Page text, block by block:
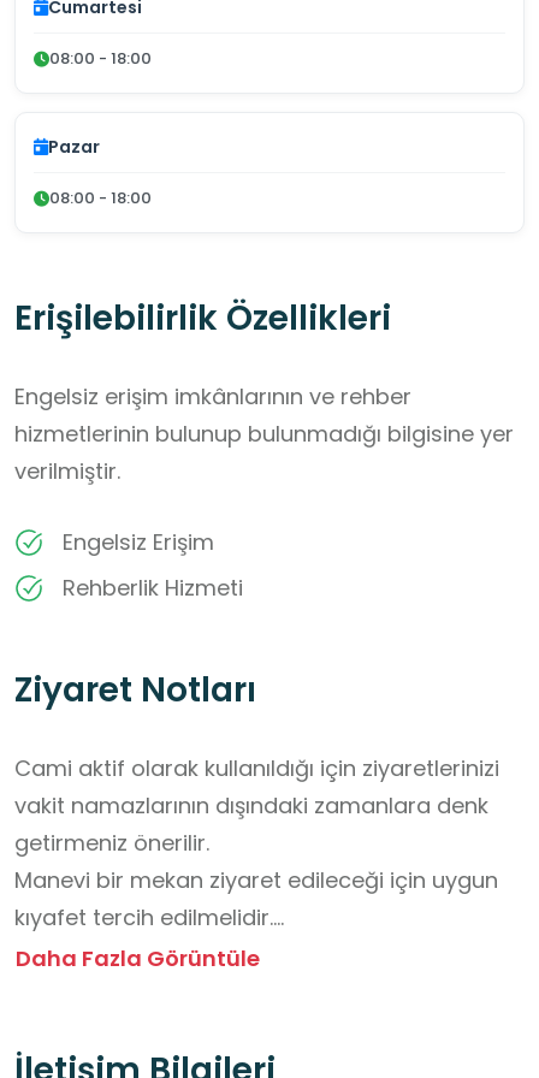
Cumartesi
08:00 - 18:00
Pazar
08:00 - 18:00
Erişilebilirlik Özellikleri
Engelsiz erişim imkânlarının ve rehber
hizmetlerinin bulunup bulunmadığı bilgisine yer
verilmiştir.
Engelsiz Erişim
Rehberlik Hizmeti
Ziyaret Notları
Cami aktif olarak kullanıldığı için ziyaretlerinizi
vakit namazlarının dışındaki zamanlara denk
getirmeniz önerilir.
Manevi bir mekan ziyaret edileceği için uygun
kıyafet tercih edilmelidir.
İçeriye girmeden önce ayakkabılar çıkarılmalı
İç mekandaki kalem işi süslemelerin ve tarihi
Daha Fazla Görüntüle